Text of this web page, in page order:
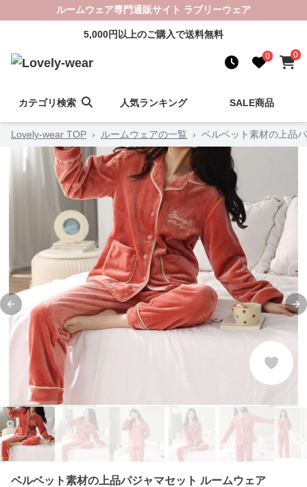
ルームウェア専門通販サイト ラブリーウェア
5,000円以上のご購入で送料無料
0 0
カテゴリ検索 人気ランキング SALE商品
Lovely-wear TOP › ルームウェアの一覧 › ベルベット素材の上品
Previous slide
ベルベット素材の上品パジャマセット ルームウェア